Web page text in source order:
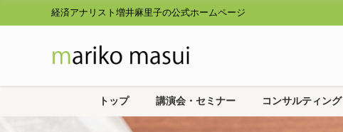
経済アナリスト増井麻里子の公式ホームページ
トップ 講演会・セミナー コンサルティング